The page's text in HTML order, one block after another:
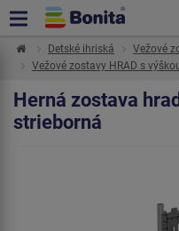
Detské ihriská
Vežové
Vežové zostavy HRAD s
Herná zostava
strieborná